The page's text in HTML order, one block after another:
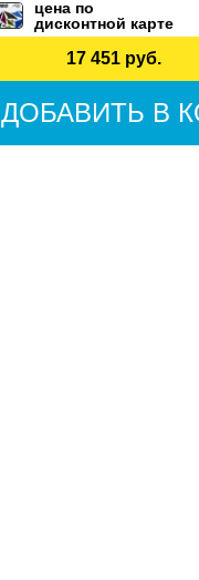
цена по
дисконтной карте
17 451 руб.
ДОБАВИТЬ В